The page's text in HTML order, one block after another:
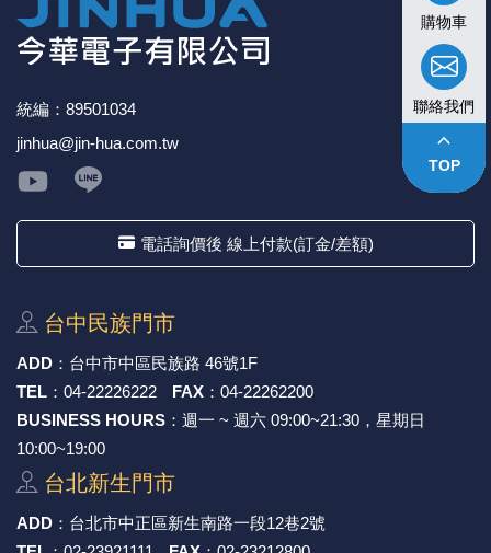
購物車
聯絡我們
keyboard_arrow_up
TOP
統編：89501034
jinhua@jin-hua.com.tw
電話詢價後 線上付款(訂金/差額)
台中⺠族⾨市
ADD ： 台中市中區⺠族路 46號1F
TEL ： 04-22226222 FAX ： 04-22262200
BUSINESS HOURS ：週一 ~ 週六 09:00~21:30，星期日
10:00~19:00
台北新⽣⾨市
ADD ： 台北市中正區新⽣南路⼀段12巷2號